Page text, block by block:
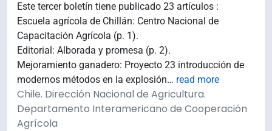
Este tercer boletín tiene publicado 23 artículos :
Escuela agrícola de Chillán: Centro Nacional de
Capacitación Agrícola (p. 1).
Editorial: Alborada y promesa (p. 2).
Mejoramiento ganadero: Proyecto 23 introducción de
modernos métodos en la explosión… read more
Chile. Dirección Nacional de Agricultura.
Departamento Interamericano de Cooperación
Agrícola